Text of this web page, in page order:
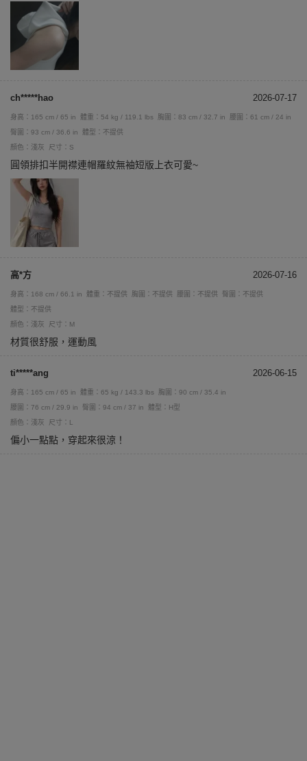
ch*****hao 2026-07-17
身高：165 cm / 65 in 體重：54 kg / 119.1 lbs 胸圍：83 cm / 32.7 in
腰圍：61 cm / 24 in
臀圍：93 cm / 36.6 in
體型：不提供
顏色：淺灰
尺寸：S
圓領排扣半開襟連帽羅紋無袖短版上衣可愛~
高*方 2026-07-16
身高：168 cm / 66.1 in 體重：不提供 胸圍：不提供 腰圍：不提供
臀圍：不提供
體型：不提供
顏色：淺灰
尺寸：M
材質很舒服，運動風
ti*****ang 2026-06-15
身高：165 cm / 65 in 體重：65 kg / 143.3 lbs
胸圍：90 cm / 35.4 in
腰圍：76 cm / 29.9 in
臀圍：94 cm / 37 in
體型：H型
顏色：淺灰
尺寸：L
偏小一點點，穿起來很涼！